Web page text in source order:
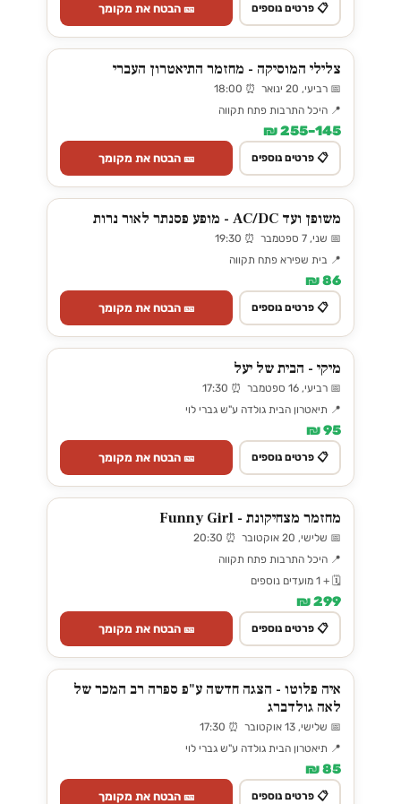
📋 פרטים נוספים 🎫 הבטח את מקומך
צלילי המוסיקה - מחזמר התיאטרון העברי
📅 רביעי, 20 ינואר ⏰ 18:00
📍 היכל התרבות פתח תקווה
145–255 ₪
📋 פרטים נוספים 🎫 הבטח את מקומך
משופן ועד AC/DC - מופע פסנתר לאור נרות
📅 שני, 7 ספטמבר ⏰ 19:30
📍 בית שפירא פתח תקווה
86 ₪
📋 פרטים נוספים 🎫 הבטח את מקומך
מיקי - הבית של יעל
📅 רביעי, 16 ספטמבר ⏰ 17:30
📍 תיאטרון הבית גולדה ע"ש גברי לוי
95 ₪
📋 פרטים נוספים 🎫 הבטח את מקומך
מחזמר מצחיקונת - Funny Girl
📅 שלישי, 20 אוקטובר ⏰ 20:30
📍 היכל התרבות פתח תקווה
🗓️ + 1 מועדים נוספים
299 ₪
📋 פרטים נוספים 🎫 הבטח את מקומך
איה פלוטו - הצגה חדשה ע"פ ספרה רב המכר של
לאה גולדברג
📅 שלישי, 13 אוקטובר ⏰ 17:30
📍 תיאטרון הבית גולדה ע"ש גברי לוי
85 ₪
📋 פרטים נוספים 🎫 הבטח את מקומך